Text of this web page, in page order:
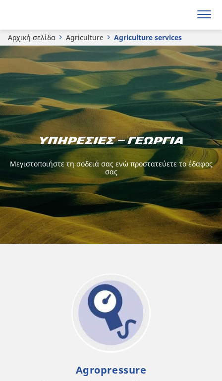
Αρχική σελίδα Agriculture Agriculture services
Υπηρεσίες – Γεωργία
Μεγιστοποιήστε τη σοδειά σας ενώ προστατεύετε το έδαφος
σας
Agropressure